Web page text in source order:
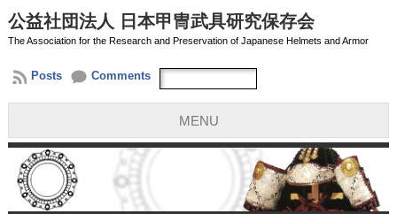
公益社団法人 日本甲冑武具研究保存会
The Association for the Research and Preservation of Japanese Helmets and Armor
Posts Comments
MENU